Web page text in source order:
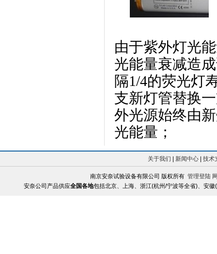
由于紫外灯光
光能量衰减造
隔1/4的荧光灯
支新灯管替换
外光源始终由
光能量；
关于我们 新闻中心 技术
南京安奈试验设备有限公司 版权所有 管理登陆
安奈公司产品供应全国各地包括北京、上海、浙江(杭州/宁波等全省)、安